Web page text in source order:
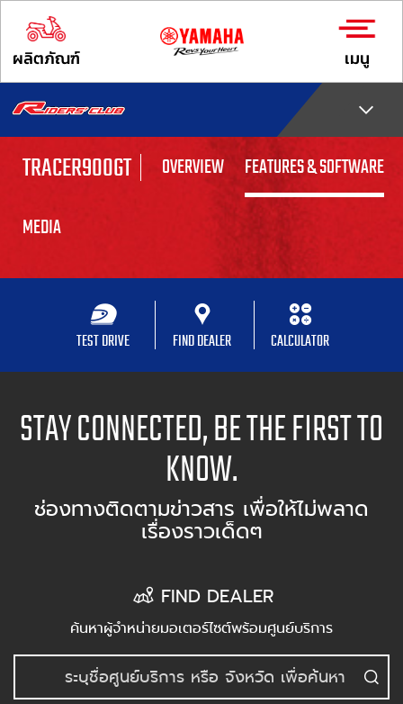
ผลิตภัณฑ์ เมนู
TRACER900GT OVERVIEW FEATURES & SOFTWARE
MEDIA
TEST DRIVE FIND DEALER CALCULATOR
STAY CONNECTED, BE THE FIRST TO
KNOW.
ช่องทางติดตามข่าวสาร เพื่อให้ไม่พลาด
เรื่องราวเด็ดๆ
FIND DEALER
ค้นหาผู้จำหน่ายมอเตอร์ไซต์พร้อมศูนย์บริการ